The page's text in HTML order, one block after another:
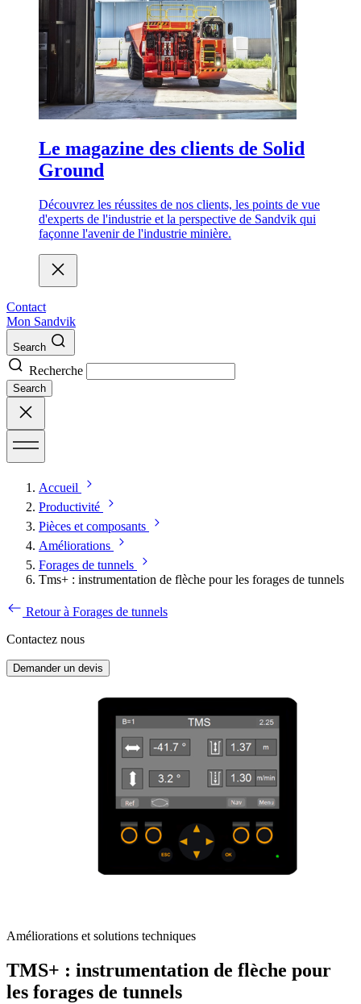
Le magazine des clients de Solid
Ground
Découvrez les réussites de nos clients, les points de vue
d'experts de l'industrie et la perspective de Sandvik qui
façonne l'avenir de l'industrie minière.
Contact
Mon Sandvik
Search
Recherche
Search
Accueil
Productivité
Pièces et composants
Améliorations
Forages de tunnels
Tms+ : instrumentation de flèche pour les forages de tunnels
Retour à Forages de tunnels
Contactez nous
Demander un devis
Améliorations et solutions techniques
TMS+ : instrumentation de flèche pour
les forages de tunnels